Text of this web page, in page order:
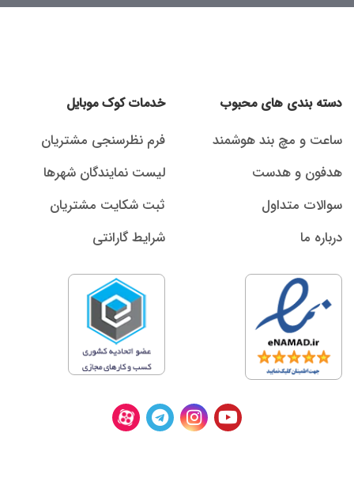
دسته بندی های محبوب
ساعت و مچ بند هوشمند
هدفون و هدست
سوالات متداول
درباره ما
خدمات کوک موبایل
فرم نظرسنجی مشتریان
لیست نمایندگان شهرها
ثبت شکایت مشتریان
شرایط گارانتی